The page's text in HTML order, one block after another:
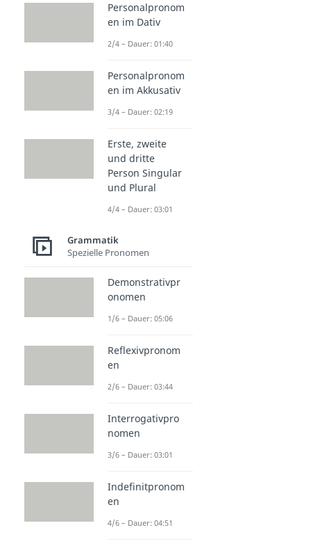
Personalpronom
en im Dativ
2/4 – Dauer: 01:40
Personalpronom
en im Akkusativ
3/4 – Dauer: 02:19
Erste, zweite
und dritte
Person Singular
und Plural
4/4 – Dauer: 03:01
Grammatik
Spezielle Pronomen
Demonstrativpr
onomen
1/6 – Dauer: 05:06
Reflexivpronom
en
2/6 – Dauer: 03:44
Interrogativpro
nomen
3/6 – Dauer: 03:01
Indefinitpronom
en
4/6 – Dauer: 04:51